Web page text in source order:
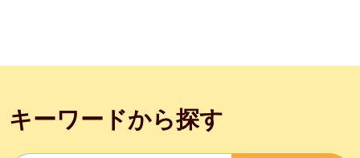
キーワードから探す